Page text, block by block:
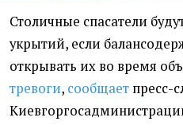
Столичные спасатели
укрытий, если
открывать их во время
тревоги, сообщает пресс-